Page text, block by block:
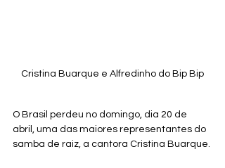
Cristina Buarque e Alfredinho do Bip Bip
O Brasil perdeu no domingo, dia 20 de
abril, uma das maiores representantes do
samba de raiz, a cantora Cristina Buarque.